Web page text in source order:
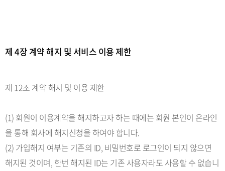
제 4장 계약 해지 및 서비스 이용 제한
제 12조 계약 해지 및 이용 제한
(1) 회원이 이용계약을 해지하고자 하는 때에는 회원 본인이 온라인
을 통해 회사에 해지신청을 하여야 합니다.
(2) 가입해지 여부는 기존의 ID, 비밀번호로 로그인이 되지 않으면
해지된 것이며, 한번 해지된 ID는 기존 사용자라도 사용할 수 없습니